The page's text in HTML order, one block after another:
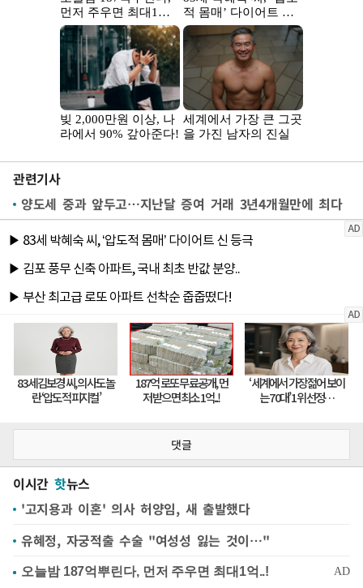
관련기사
양도세 중과 앞두고…지난달 증여 거래 3년4개월만에 최다
댓글
이시간 핫뉴스
'고지용과 이혼' 의사 허양임, 새 출발했다
유혜정, 자궁적출 수술 "여성성 잃는 것이…"